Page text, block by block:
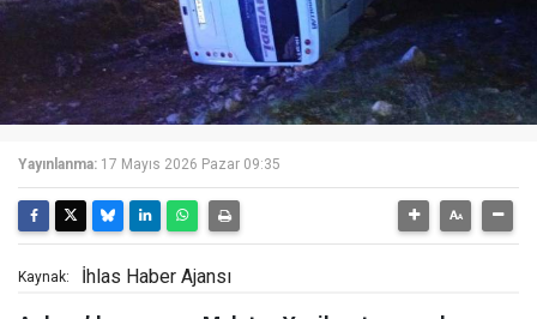
Yayınlanma: 17 Mayıs 2026 Pazar 09:35
Kaynak: İhlas Haber Ajansı